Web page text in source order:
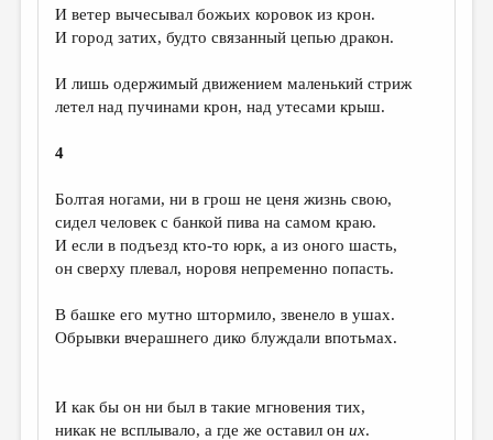
ЭССЕИСТИКА
КУЛЬТУРОВЕДЕНИЕ
ЦИКЛЫ ПУБЛИКАЦИЙ
ТРЕДИАКОВСКИЙ
ВКОНТАКТЕ
И ветер вычесывал божьих коровок из крон.
И город затих, будто связанный цепью дракон.
И лишь одержимый движением маленький стриж
летел над пучинами крон, над утесами крыш.
4
Болтая ногами, ни в грош не ценя жизнь свою,
сидел человек с банкой пива на самом краю.
И если в подъезд кто-то юрк, а из оного шасть,
он сверху плевал, норовя непременно попасть.
В башке его мутно штормило, звенело в ушах.
Обрывки вчерашнего дико блуждали впотьмах.
И как бы он ни был в такие мгновения тих,
никак не всплывало, а где же оставил оних.